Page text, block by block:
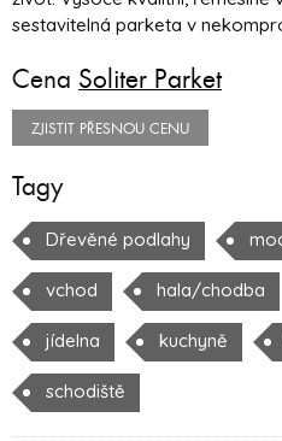
sestavitelná parketa v
Cena Soliter Parket
ZJISTIT PŘESNOU CENU
Tagy
Dřevěné podlahy
vchod hala/chodba
jídelna kuchyně
schodiště